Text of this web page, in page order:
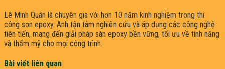
Lê Minh Quân là chuyên gia với hơn 10 năm kinh nghiệm trong thi
công sơn epoxy. Anh tận tâm nghiên cứu và áp dụng các công nghệ
tiên tiến, mang đến giải pháp sàn epoxy bền vững, tối ưu về tính năng
và thẩm mỹ cho mọi công trình.
Bài viết liên quan